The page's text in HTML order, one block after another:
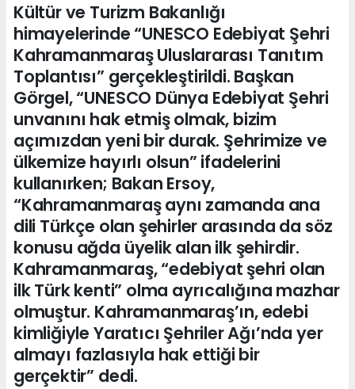
Kültür ve Turizm Bakanlığı
himayelerinde “UNESCO Edebiyat Şehri
Kahramanmaraş Uluslararası Tanıtım
Toplantısı” gerçekleştirildi. Başkan
Görgel, “UNESCO Dünya Edebiyat Şehri
unvanını hak etmiş olmak, bizim
açımızdan yeni bir durak. Şehrimize ve
ülkemize hayırlı olsun” ifadelerini
kullanırken; Bakan Ersoy,
“Kahramanmaraş aynı zamanda ana
dili Türkçe olan şehirler arasında da söz
konusu ağda üyelik alan ilk şehirdir.
Kahramanmaraş, “edebiyat şehri olan
ilk Türk kenti” olma ayrıcalığına mazhar
olmuştur. Kahramanmaraş’ın, edebi
kimliğiyle Yaratıcı Şehriler Ağı’nda yer
almayı fazlasıyla hak ettiği bir
gerçektir” dedi.